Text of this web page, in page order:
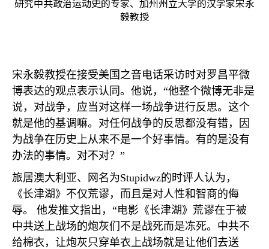
研究中共政治运动史的专家、加州州立大学的汉学家宋永
毅教授
宋永毅教授在接受美国之音电话采访时对罗昌平微
博表达的观点表示认同。他说，“他整个微博无非是
说，对战争，应当对这样一场战争进行反思。这个
就是他的基调嘛。对任何战争的反思都没有错，因
为战争在历史上从来不是一个好事情。有的是没有
办法的事情。对不对？”
旅居澳大利亚、网名为Stupidwz的时评人认为，
《长津湖》不仅荒谬，而且是对人性和智商的侮
辱。 他发推文指出，“电影《长津湖》荒谬在于被
中共送上战场的炮灰们不是战死而是冻死。中共不
给棉衣，让炮灰只穿单衣上战场就是让他们去送